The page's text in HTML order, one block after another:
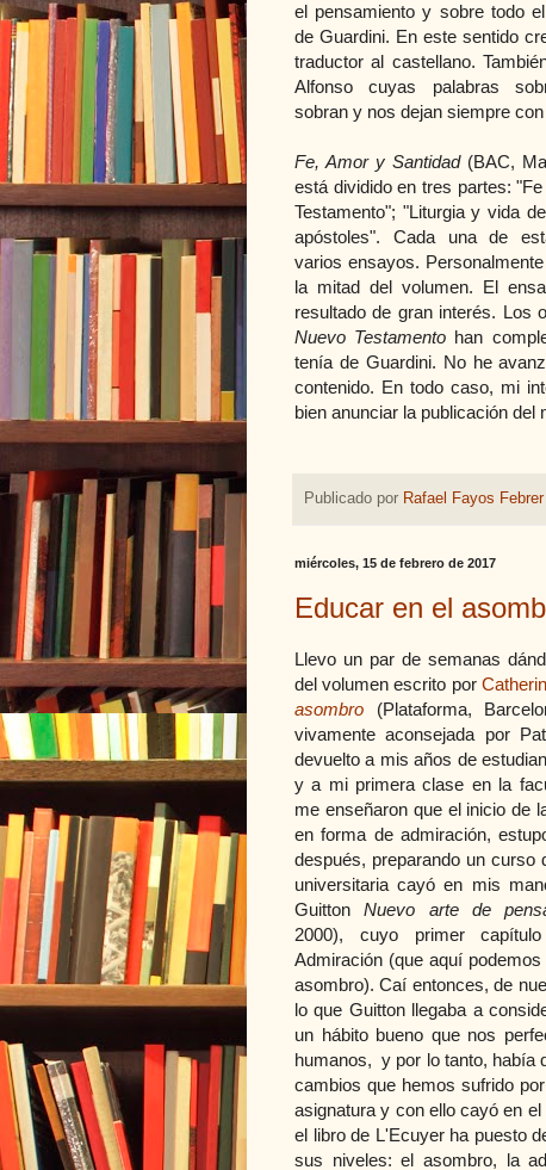
el pensamiento y sobre todo
de Guardini. En este sentido
traductor al castellano.
Alfonso cuyas palabras
sobran y nos dejan siempre
Fe, Amor y Santidad(BAC,
está dividido en tres partes:
Testamento"; "Liturgia y vida
apóstoles". Cada una de
varios ensayos.
la mitad del volumen. El
resultado de gran interés. Los
Nuevo Testamento han
tenía de Guardini. No he
contenido. En todo caso, mi
bien anunciar la publicación del
Publicado por Rafael Fayos Febrer
miércoles, 15 de febrero de 2017
Educar en el
Llevo un par de semanas
del volumen escrito por
asombro
(Plataforma,
vivamente aconsejada por
devuelto a mis años de
y a mi primera clase en la
me enseñaron que el inicio de
en forma de admiración,
después, preparando un curso
universitaria cayó en mis
GuittonNuevo arte de
2000), cuyo primer
Admiración (que aquí
asombro). Caí entonces, de
lo que Guitton llegaba a
un hábito bueno que nos
humanos, y por lo tanto, había
cambios que hemos sufrido
asignatura y con ello cayó en
el libro de L'Ecuyer ha puesto
sus niveles: el asombro, la